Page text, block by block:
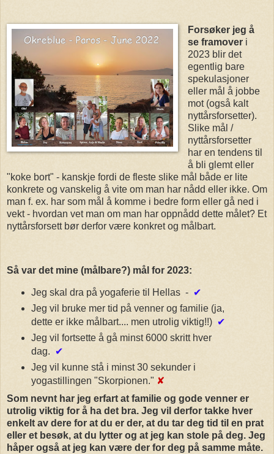
Forsøker jeg å
se framoveri
2023 blir det
egentlig bare
spekulasjoner
eller mål å jobbe
mot (også kalt
nyttårsforsetter).
Slike mål /
nyttårsforsetter
har en tendens til
å bli glemt eller
"koke bort" - kanskje fordi de fleste slike mål både er lite
konkrete og vanskelig å vite om man har nådd eller ikke. Om
man f. ex. har som mål å komme i bedre form eller gå ned i
vekt - hvordan vet man om man har oppnådd dette målet? Et
nyttårsforsett bør derfor være konkret og målbart.
Så var det mine (målbare?) mål for 2023:
Jeg skal dra på yogaferie til Hellas - ✔
Jeg vil bruke mer tid på venner og familie (ja,
dette er ikke målbart.... men utrolig viktig!!) ✔
Jeg vil fortsette å gå minst 6000 skritt hver
dag.
✔
Jeg vil kunne stå i minst 30 sekunder i
yogastillingen "Skorpionen." ✘
Som nevnt har jeg erfart at familie og gode venner er
utrolig viktig for å ha det bra. Jeg vil derfor takke hver
enkelt av dere for at du er der, at du tar deg tid til en prat
eller et besøk, at du lytter og at jeg kan stole på deg. Jeg
håper også at jeg kan være der for deg på samme måte.